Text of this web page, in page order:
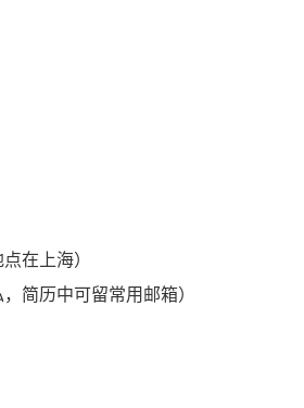
在上海）
简历中可留常用邮箱）